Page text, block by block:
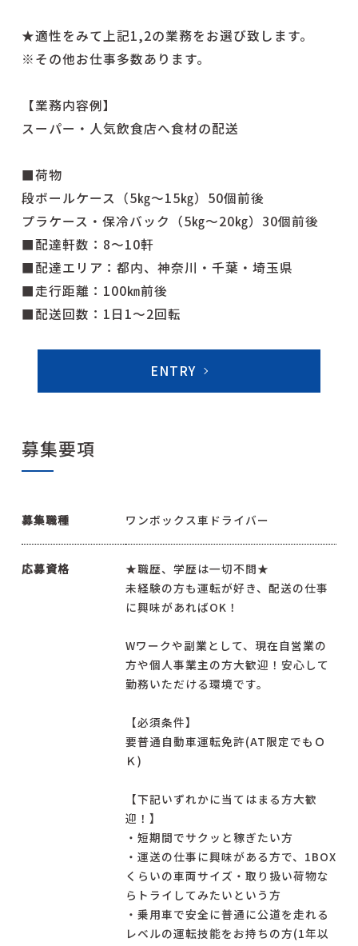
★適性をみて上記1,2の業務をお選び致します。
※その他お仕事多数あります。
【業務内容例】
スーパー・人気飲食店へ食材の配送
■荷物
段ボールケース（5㎏～15㎏）50個前後
プラケース・保冷バック（5㎏～20㎏）30個前後
■配達軒数：8～10軒
■配達エリア：都内、神奈川・千葉・埼玉県
■走行距離：100㎞前後
■配送回数：1日1～2回転
ENTRY
募集要項
募集職種 ワンボックス車ドライバー
応募資格
★職歴、学歴は⼀切不問★
未経験の⽅も運転が好き、配送の仕事
に興味があればOK！
Wワークや副業として、現在自営業の
方や個人事業主の方大歓迎！安心して
勤務いただける環境です。
【必須条件】
要普通自動車運転免許(AT限定でもＯ
Ｋ)
【下記いずれかに当てはまる方大歓
迎！】
・短期間でサクッと稼ぎたい方
・運送の仕事に興味がある方で、1BOX
くらいの車両サイズ・取り扱い荷物な
らトライしてみたいという方
・乗用車で安全に普通に公道を走れる
レベルの運転技能をお持ちの方(1年以